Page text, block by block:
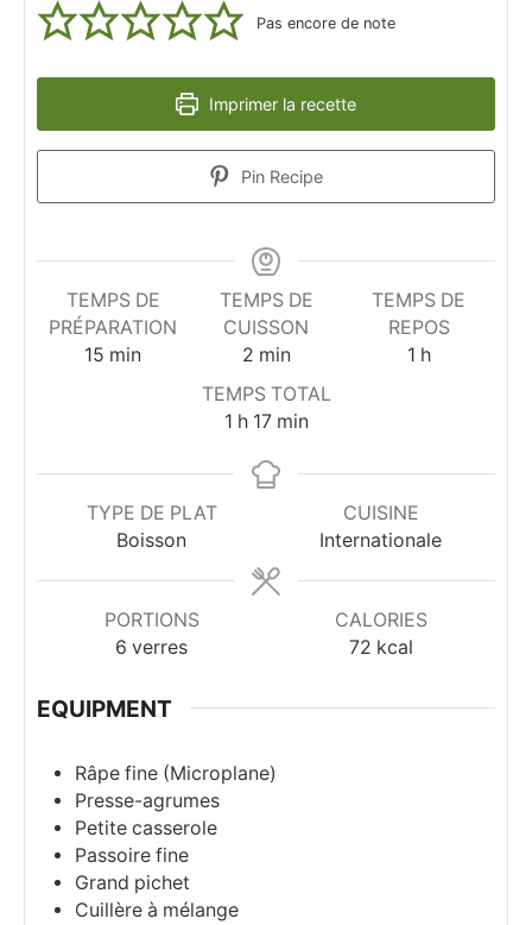
Pas encore de note
Imprimer la recette
Pin Recipe
TEMPS DE
PRÉPARATION
15 minutes
min
TEMPS DE
CUISSON
2minutes
min
TEMPS DE
REPOS
1heure
h
TEMPS TOTAL
1heure
h 17minutes
min
TYPE DE PLAT
Boisson
CUISINE
Internationale
PORTIONS
6 verres
CALORIES
72 kcal
EQUIPMENT
Râpe fine (Microplane)
Presse-agrumes
Petite casserole
Passoire fine
Grand pichet
Cuillère à mélange